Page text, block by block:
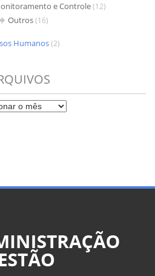
e Controle(12)
Outros(16)
Humanos(2)